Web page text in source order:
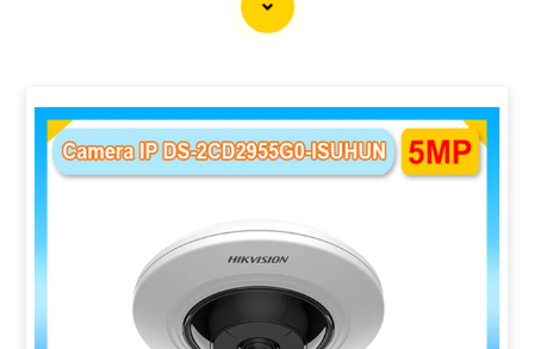
cho gia đình mà còn phù hợp cho văn phòng, cửa
hàng với chi phí tiết kiệm, đẳng cấp an ninh mà không